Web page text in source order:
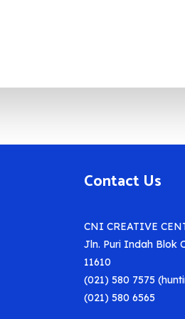
Contact Us
CNI CREATIVE
Jln. Puri Indah Blok
11610
(021) 580 7575
(021) 580 6565